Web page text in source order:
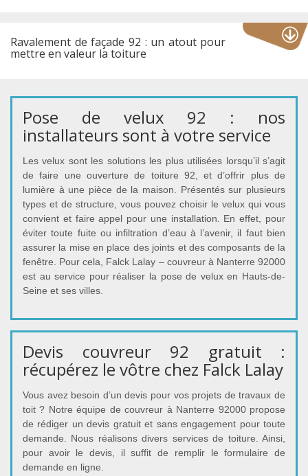
Ravalement de façade 92 : un atout pour
mettre en valeur la toiture
Pose de velux 92 : nos
installateurs sont à votre service
Les velux sont les solutions les plus utilisées lorsqu’il s’agit
de faire une ouverture de toiture 92, et d’offrir plus de
lumière à une pièce de la maison. Présentés sur plusieurs
types et de structure, vous pouvez choisir le velux qui vous
convient et faire appel pour une installation. En effet, pour
éviter toute fuite ou infiltration d’eau à l’avenir, il faut bien
assurer la mise en place des joints et des composants de la
fenêtre. Pour cela, Falck Lalay – couvreur à Nanterre 92000
est au service pour réaliser la pose de velux en Hauts-de-
Seine et ses villes.
Devis couvreur 92 gratuit :
récupérez le vôtre chez Falck Lalay
Vous avez besoin d’un devis pour vos projets de travaux de
toit ? Notre équipe de couvreur à Nanterre 92000 propose
de rédiger un devis gratuit et sans engagement pour toute
demande. Nous réalisons divers services de toiture. Ainsi,
pour avoir le devis, il suffit de remplir le formulaire de
demande en ligne.